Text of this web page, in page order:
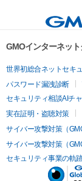
GMOインターネッ
世界初総合ネットセキ
パスワード漏洩診断
セキュリティ相談AIチ
実在証明・盗聴対策
サイバー攻撃対策（
サイバー攻撃対策（
セキュリティ事業の軌